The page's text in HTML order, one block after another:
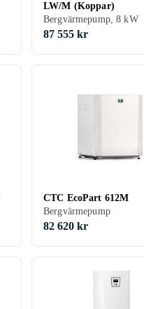
LW/M (Koppar)
Bergvärmepump, 8 kW
87 555 kr
CTC EcoPart 612M
Bergvärmepump
82 620 kr